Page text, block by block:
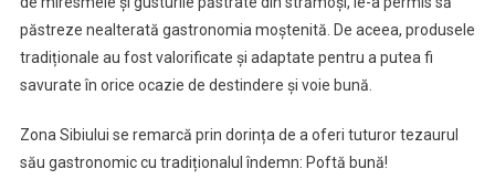
păstreze nealterată gastronomia moștenită. De aceea, produsele
tradiționale au fost valorificate și adaptate pentru a putea fi
savurate în orice ocazie de destindere și voie bună.
Zona Sibiului se remarcă prin dorința de a oferi tuturor tezaurul
său gastronomic cu tradiționalul îndemn: Poftă bună!